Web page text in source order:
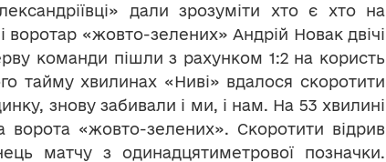
дали зрозуміти хто є хто на
«жовто-зелених» Андрій Новак двічі
команди пішли з рахунком 1:2 на користь
тайму хвилинах «Ниві» вдалося скоротити
знову забивали і ми, і нам. На 53 хвилині
«жовто-зелених». Скоротити відрив
матчу з одинадцятиметрової позначки.